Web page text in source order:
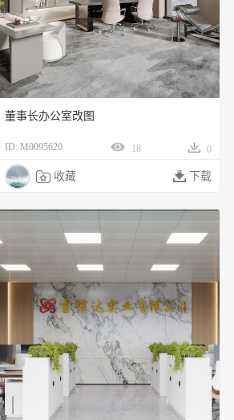
董事长办公室改图
ID: M0095620 18 0
 收藏  下载